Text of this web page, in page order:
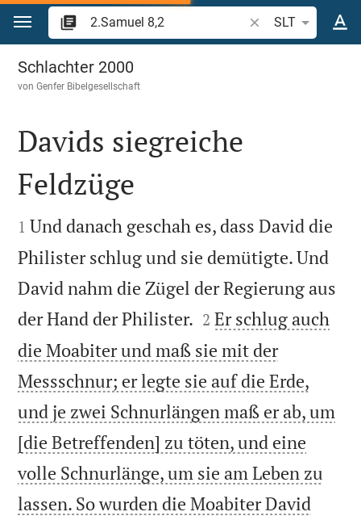
Zum Inhalt springen
Bibelstelle oder
SLT
2.Samuel 8
Schlachter 2000
vonGenfer Bibelgesellschaft

Davids siegreiche
Feldzüge

1 Und danach geschah es, dass David die
Philister schlug und sie demütigte. Und
David nahm die Zügel der Regierung aus
der Hand der Philister. 

2 Er schlug auch
die Moabiter und maß sie mit der
Messschnur; er legte sie auf die Erde,
und je zwei Schnurlängen maß er ab, um
[die Betreffenden] zu töten, und eine
volle Schnurlänge, um sie am Leben zu
lassen. So wurden die Moabiter David